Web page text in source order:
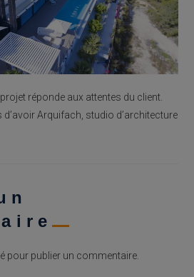
réponde aux attentes du client.
d’avoir Arquifach, studio d’architecture
pour publier un commentaire.